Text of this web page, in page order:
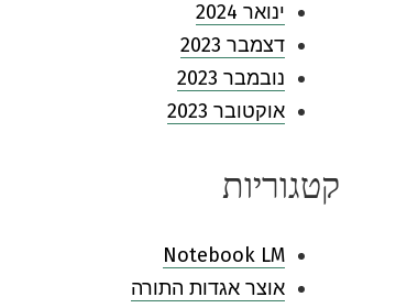
ינואר 2024
דצמבר 2023
נובמבר 2023
אוקטובר 2023
קטגוריות
Notebook LM
אוצר אגדות התורה